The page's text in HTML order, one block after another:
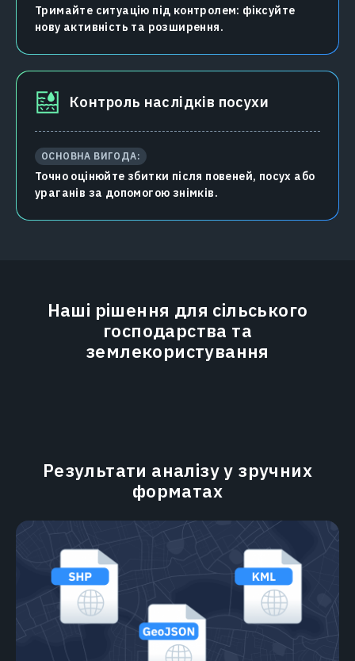
Тримайте ситуацію під контролем: фіксуйте
нову активність та розширення.
Контроль наслідків посухи
ОСНОВНА ВИГОДА:
Точно оцінюйте збитки після повеней, посух або
ураганів за допомогою знімків.
Наші рішення для сільського
господарства та
землекористування
Результати аналізу у зручних
форматах